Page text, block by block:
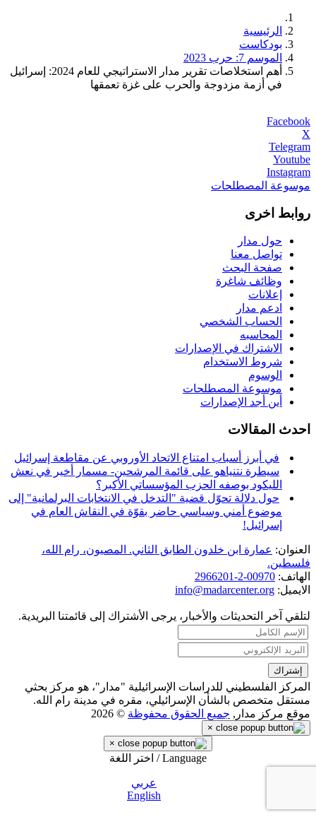
الرئيسية
بودكاست
الموسم 7: حرب 2023
أهم استخلاصات تقرير مدار الاستراتيجي للعام 2024: إسرائيل
في أزمة مزدوجة والحرب على غزة تعمقها
Facebook
X
Telegram
Youtube
Instagram
موسوعة المصطلحات
روابط اخرى
حول مدار
تواصل معنا
صفحة البحث
وظائف شاغرة
إعلانات
ادعم مدار
الحساب الشخصي
المحاسبه
الاشتراك في الإصدارات
شروط الاستخدام
الوسوم
موسوعة المصطلحات
أين أجد الإصدارات
احدث المقالات
في أبرز أسباب امتناع الاتحاد الأوروبي عن مقاطعة إسرائيل
سيطرة نتنياهو على قائمة المرشحين- مسمار أخير في نعش
الليكود بوصفه الحزب المؤسساتي الأكبر؟
حول دلالة تحوّل قضية "التدخل في الانتخابات البرلمانية" إلى
موضوع أمني وسياسي حاضر بقوّة في النقاش العام في
إسرائيل!
العنوان: عمارة ابن خلدون الطابق الثاني. المصيون، رام الله،
فلسطين.
الهاتف: 00970-2-2966201
الايميل: info@madarcenter.org
لتلقي آخر التحديثات والأخبار، يرجى الأشتراك إلى قائمتنا البريدية.
المركز الفلسطيني للدراسات الإسرائيلية "مدار"، هو مركز بحثي
مستقل متخصص بالشأن الإسرائيلي، مقره في مدينة رام الله.
موقع مركز مدار, جميع الحقوق محفوظة © 2026
×
×
Language / اختر اللغة
عربي
English